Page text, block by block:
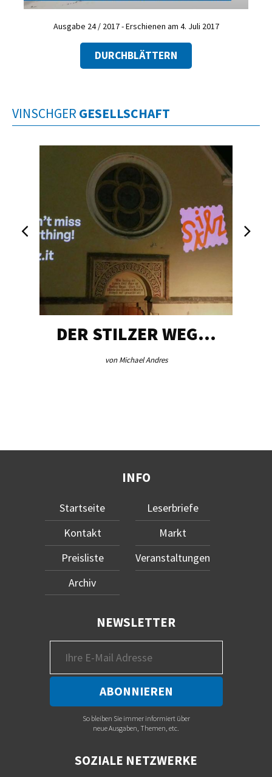
Ausgabe 24 / 2017 - Erschienen am 4. Juli 2017
DURCHBLÄTTERN
VINSCHGER GESELLSCHAFT
DER STILZER WEG…
von Michael Andres
INFO
Startseite
Kontakt
Preisliste
Archiv
Leserbriefe
Markt
Veranstaltungen
NEWSLETTER
So bleiben Sie immer informiert über
neue Ausgaben, Themen, etc.
SOZIALE NETZWERKE